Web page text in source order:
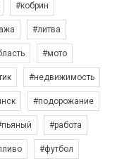
#кобрин
#литва
#мото
#недвижимость
#подорожание
#работа
#футбол